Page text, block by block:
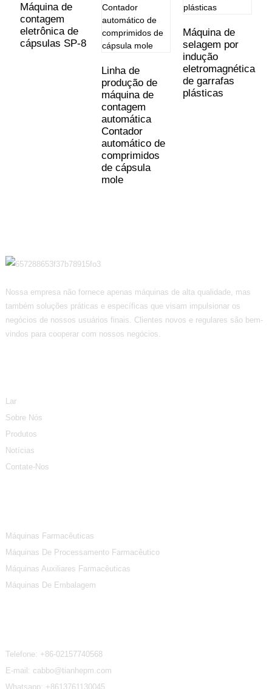
Máquina de
contagem
eletrônica de
cápsulas SP-8
Linha de
produção de
máquina de
contagem
automática
Contador
automático de
comprimidos
de cápsula
mole
Máquina de
selagem por
indução
eletromagnética
de garrafas
plásticas
Nossa empresa não fornece apenas máquinas de alta qualidade, mas
também soluções práticas e específicas que visam impulsionar os
negócios de nossos usuários finais. Clientes novos e regulares são bem-
vindos para cooperar com nossos negócios.
Lar
Sobre Nós
Produtos
Notícias
Contate-Nos
Máquinas Farmacêuticas
Máquinas De Processamento Farmacêutico
Máquinas Auxiliares Farmacêuticas
Máquinas De Embalagem
Telefone: +86-02157740568
E-mail: cabbo@tianhepm.com
Whatsapp: +8613761130045